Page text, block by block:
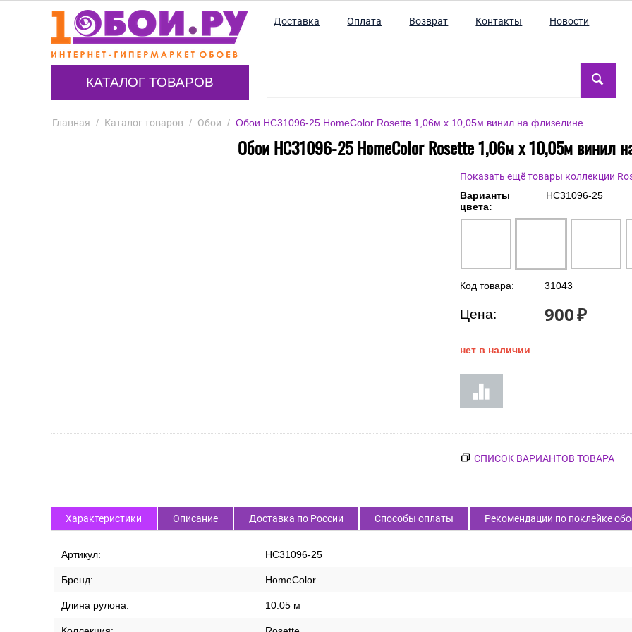
КАТАЛОГ ТОВАРОВ
Доставка Оплата Возврат Контакты Новости
Главная / Каталог товаров / Обои / Обои HC31096-25 HomeColor Rosette 1,06м х 10,05м винил на флизелине
Обои HC31096-25 HomeColor Rosette 1,06м х 10,05м винил
Показать ещё товары коллекции
Варианты
цвета:
HC31096-25
Код товара: 31043
Цена: 900₽
нет в наличии
СПИСОК ВАРИАНТОВ ТОВАРА
Характеристики Описание Доставка по России Способы оплаты Рекомендации по поклейке
Артикул: HC31096-25
Бренд: HomeColor
Длина рулона: 10.05 м